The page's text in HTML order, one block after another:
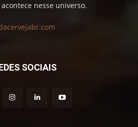
nesse universo.
SOCIAIS